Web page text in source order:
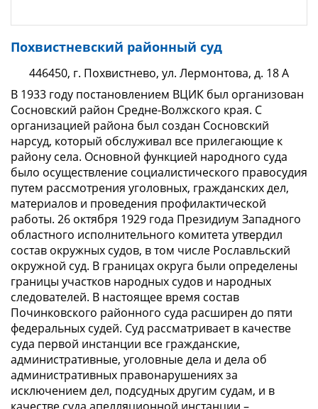
Похвистневский районный суд
446450, г. Похвистнево, ул. Лермонтова, д. 18 А
В 1933 году постановлением ВЦИК был организован
Сосновский район Средне-Волжского края. С
организацией района был создан Сосновский
нарсуд, который обслуживал все прилегающие к
рай­ону села. Основной функцией народного суда
было осуществление социалистического правосудия
путем рассмотрения уголовных, граждан­ских дел,
материалов и проведения профилактической
работы. 26 октября 1929 года Президиум Западного
областного исполнительного комитета утвердил
состав окружных судов, в том числе Рославльский
окружной суд. В границах округа были определены
границы участков народных судов и народных
следователей. В настоящее время состав
Починковского районного суда расширен до пяти
федеральных судей. Суд рассматривает в качестве
суда первой инстанции все гражданские,
административные, уголовные дела и дела об
административных правонарушениях за
исключением дел, подсудных другим судам, и в
качестве суда апелляционной инстанции –